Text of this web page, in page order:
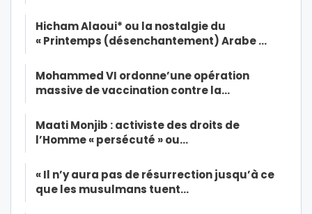
Hicham Alaoui* ou la nostalgie du
« Printemps (désenchantement) Arabe …
Mohammed VI ordonne’une opération
massive de vaccination contre la…
Maati Monjib : activiste des droits de
l’Homme « persécuté » ou…
« Il n’y aura pas de résurrection jusqu’à ce
que les musulmans tuent…